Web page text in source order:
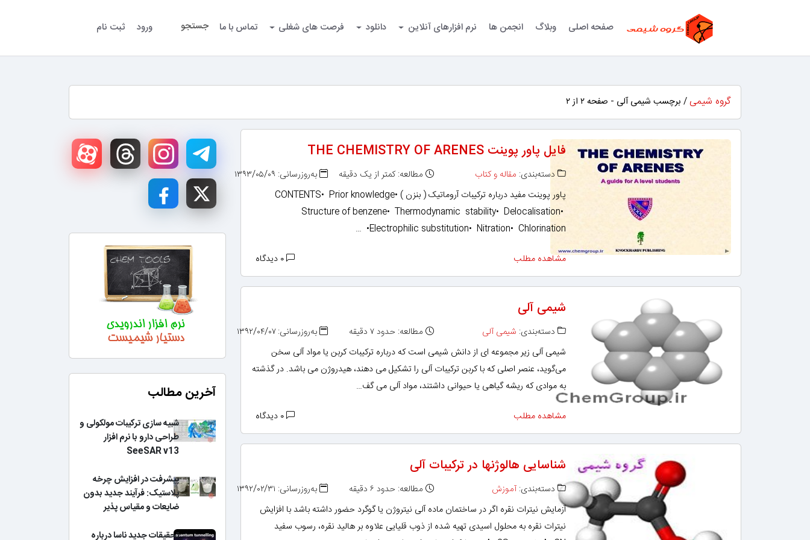
صفحه اصلی وبلاگ انجمن ها نرم افزارهای آنلاین دانلود فرصت های شغلی تماس با ما جستجو ورود ثبت نام
گروه شیمی / برچسب شیمی آلی - صفحه ۲ از ۲
فایل پاور پوینت THE CHEMISTRY OF ARENES
دسته‌بندی: مقاله و کتاب مطالعه: کمتر از یک دقیقه
به‌روزرسانی: ۱۳۹۳/۰۵/۰۹
پاور پوینت مفید درباره ترکیبات آروماتیک ( بنزن )CONTENTS• Prior knowledge•
Structure of benzene• Thermodynamic stability• Delocalisation•
Electrophilic substitution• Nitration• Chlorination• …
مشاهده مطلب
شیمی آلی
دسته‌بندی: شیمی آلی مطالعه: حدود ۷ دقیقه
به‌روزرسانی: ۱۳۹۲/۰۴/۰۷
شیمی آلی زیر مجموعه ای از دانش شیمی است که درباره ترکیبات کربن یا مواد آلی سخن
می‌گوید، عنصر اصلی که با کربن ترکیبات آلی را تشکیل می دهند، هیدروژن می باشد. در گذشته
به موادی که ریشه گیاهی یا حیوانی داشتند، مواد آلی می گف…
مشاهده مطلب
شناسایی هالوژنها در ترکیبات آلی
دسته‌بندی: آموزش مطالعه: حدود ۶ دقیقه
به‌روزرسانی: ۱۳۹۲/۰۲/۳۱
آزمایش نیترات نقره اگر در ساختمان ماده آلی نیتروژن یا گوگرد حضور داشته باشد با افزایش
نیترات نقره به محلول اسیدی تهیه شده از ذوب قلیایی علاوه بر هالید نقره، رسوب سفید
آخرین مطالب
شبیه سازی ترکیبات مولکولی و
طراحی دارو با نرم افزار
SeeSAR v13
پیشرفت در افزایش چرخه
پلاستیک: فرآیند جدید بدون
ضایعات و مقیاس پذیر
تحقیقات جدید ناسا درباره